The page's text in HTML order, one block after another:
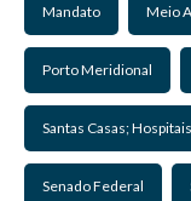
Mandato Meio
Porto Meridional
Santas Casas;
Senado Federal